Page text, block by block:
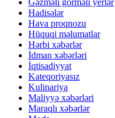
Gəzməli görməli yerlər
Hadisələr
Hava proqnozu
Hüquqi məlumatlar
Hərbi xəbərlər
İdman xəbərləri
İqtisadiyyat
Kateqoriyasız
Kulinariya
Maliyyə xəbərləri
Maraqlı xəbərlər